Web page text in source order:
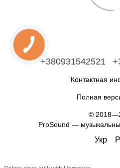
+380931542521
Контактная
Полная
©
ProSound —
Укр